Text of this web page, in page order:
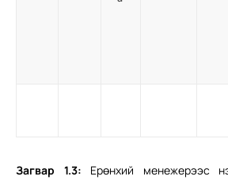
Загвар 1.3: Ерөнхий менежерээс